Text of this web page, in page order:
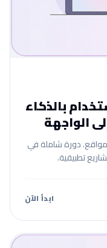
بالذكاء
الواجهة
دورة شاملة في
ابدأ الآن